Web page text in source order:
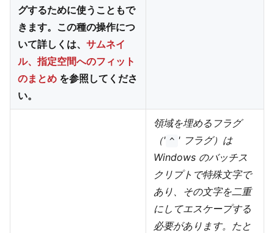
グするために使うこともで
きます。この種の操作につ
いて詳しくは、 サムネイ
ル、指定空間へのフィット
のまとめ を参照してくださ
い。
領域を埋めるフラグ
（' ^ ' フラグ）は
Windows のバッチス
クリプトで特殊文字で
あり、その文字を二重
にしてエスケープする
必要があります。たと